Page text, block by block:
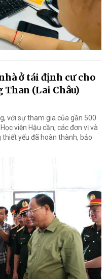
ở tái định cư cho
Than (Lai Châu)
với sự tham gia của gần 500
viện Hậu cần, các đơn vị và
thiết yếu đã hoàn thành, bảo